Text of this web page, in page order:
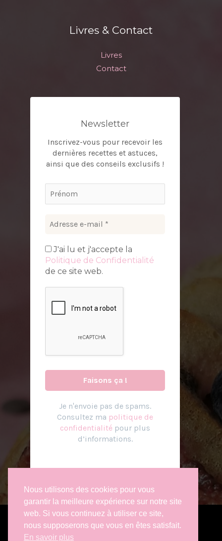
Livres & Contact
Livres
Contact
Newsletter
Inscrivez-vous pour recevoir les
dernières recettes et astuces,
ainsi que des conseils exclusifs !
J'ai lu et j'accepte la
Politique de Confidentialité
de ce site web.
Je n'envoie pas de spams.
Consultez ma politique de
confidentialité pour plus
d’informations.
Copyright © 2023 - 2026 La Cuisine de Magali
Tous droits réservés.
Nous utilisons des cookies pour vous
garantir la meilleure expérience sur notre site
web. Si vous continuez à utiliser ce site,
nous supposerons que vous en êtes satisfait.
En savoir plus